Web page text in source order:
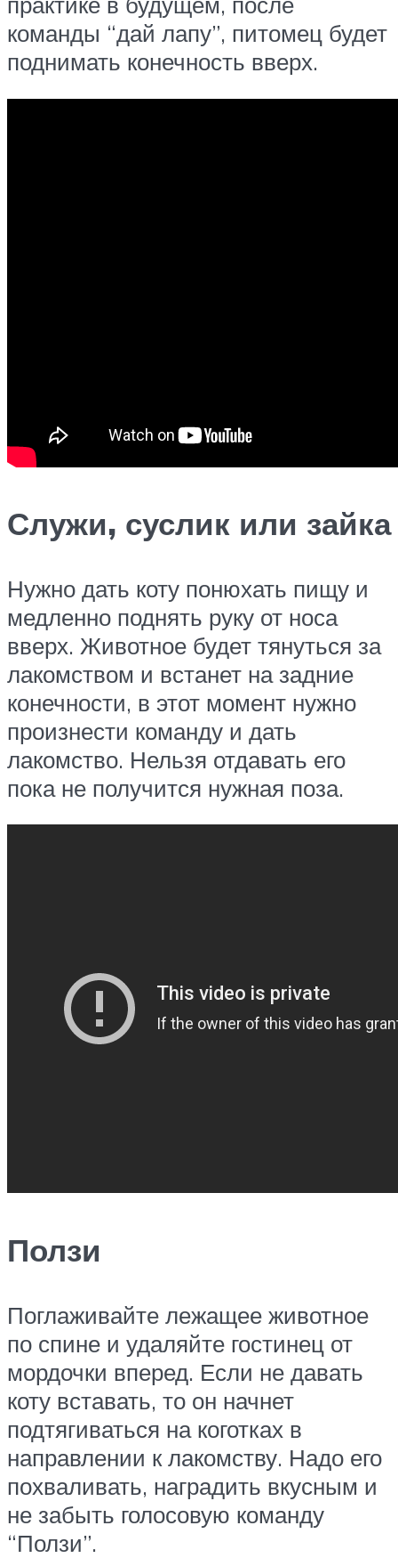
команды “дай лапу”, питомец будет
поднимать конечность вверх.
Служи, суслик или зайка
Нужно дать коту понюхать пищу и
медленно поднять руку от носа
вверх. Животное будет тянуться за
лакомством и встанет на задние
конечности, в этот момент нужно
произнести команду и дать
лакомство. Нельзя отдавать его
пока не получится нужная поза.
Ползи
Поглаживайте лежащее животное
по спине и удаляйте гостинец от
мордочки вперед. Если не давать
коту вставать, то он начнет
подтягиваться на коготках в
направлении к лакомству. Надо его
похваливать, наградить вкусным и
не забыть голосовую команду
“Ползи”.